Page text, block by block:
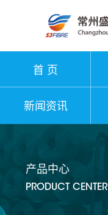
首 页
新闻资讯
产品中心
PRODUCT CENTER